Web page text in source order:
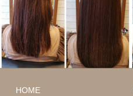
ロング 髪質
HOME